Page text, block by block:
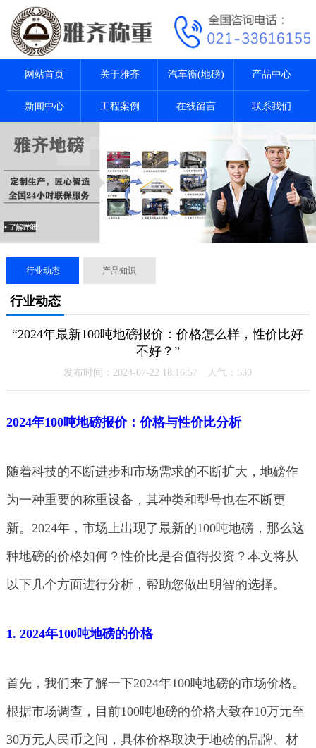
网站首页 关于雅齐 汽车衡(地磅) 产品中心
新闻中心 工程案例 在线留言 联系我们
行业动态 产品知识
行业动态
“2024年最新100吨地磅报价：价格怎么样，性价比好
不好？”
发布时间：2024-07-22 18:16:57 人气： 530
2024年100吨地磅报价：价格与性价比分析
随着科技的不断进步和市场需求的不断扩大，地磅作
为一种重要的称重设备，其种类和型号也在不断更
新。2024年，市场上出现了最新的100吨地磅，那么这
种地磅的价格如何？性价比是否值得投资？本文将从
以下几个方面进行分析，帮助您做出明智的选择。
1. 2024年100吨地磅的价格
首先，我们来了解一下2024年100吨地磅的市场价格。
根据市场调查，目前100吨地磅的价格大致在10万元至
30万元人民币之间，具体价格取决于地磅的品牌、材